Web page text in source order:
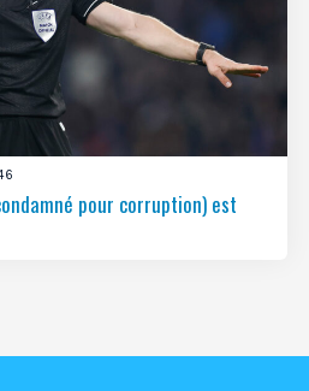
pour corruption) est